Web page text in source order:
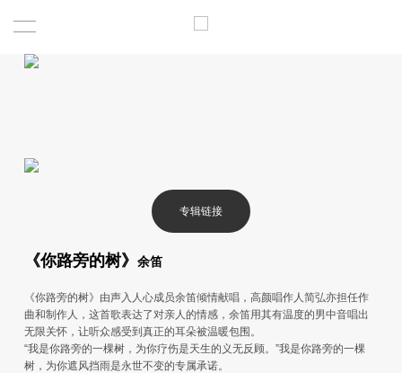
专辑链接
《你路旁的树》 余笛
《你路旁的树》由声入人心成员余笛倾情献唱，高颜唱作人简弘亦担任作
曲和制作人，这首歌表达了对亲人的情感，余笛用其有温度的男中音唱出
无限关怀，让听众感受到真正的耳朵被温暖包围。
“我是你路旁的一棵树，为你疗伤是天生的义无反顾。”我是你路旁的一棵
树，为你遮风挡雨是永世不变的专属承诺。